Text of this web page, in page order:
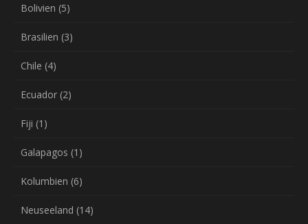
Bolivien (5)
Brasilien (3)
Chile (4)
Ecuador (2)
Fiji (1)
Galapagos (1)
Kolumbien (6)
Neuseeland (14)